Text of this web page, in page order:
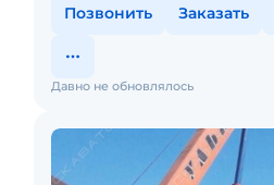
Позвонить Заказать
Давно не обновлялось